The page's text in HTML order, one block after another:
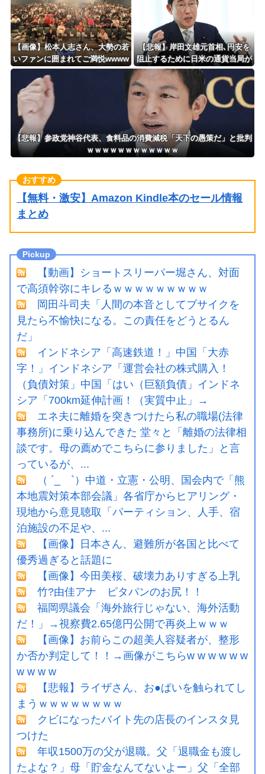
【画像】松本人志さん、大勢の若
いファンに囲まれてご満悦wwww
wwwwwwwwww
【悲報】岸田文雄元首相､円安を
阻止するために日米の通貨当局が
実施した為替介入は｢一時しのぎ
に過ぎない｣との認識を示す
【悲報】参政党神谷代表、食料品の消費減税「天下の愚策だ」と批判
ｗｗｗｗｗｗｗｗｗｗｗｗ
【無料・激安】Amazon Kindle本のセール情報
まとめ
【動画】ショートスリーパー堀さん、対面
で高須幹弥にキレるｗｗｗｗｗｗｗｗｗ
岡田斗司夫「人間の本音としてブサイクを
見たら不愉快になる。この責任をどうとるん
だ」
インドネシア「高速鉄道！」中国「大赤
字！」インドネシア「運営会社の株式購入！
（負債対策」中国「はい（巨額負債」インドネ
シア「700km延伸計画！（実質中止」→
エネ夫に離婚を突きつけたら私の職場(法律
事務所)に乗り込んできた 堂々と「離婚の法律相
談です。母の薦めでこちらに参りました」と言
っているが、...
（ ´_ゝ`）中道・立憲・公明、国会内で「熊
本地震対策本部会議」各省庁からヒアリング・
現地から意見聴取「パーティション、人手、宿
泊施設の不足や、...
【画像】日本さん、避難所が各国と比べて
優秀過ぎると話題に
【画像】今田美桜、破壊力ありすぎる上乳
竹?由佳アナ ピタパンのお尻！！
福岡県議会「海外旅行じゃない、海外活動
だ！」→視察費2.65億円公開で再炎上ｗｗｗ
【画像】お前らこの超美人容疑者が、整形
か否か判定して！！→画像がこちらw w w w w w
w w w w
【悲報】ライザさん、お●ぱいを触られてし
まうｗｗｗｗｗｗｗｗ
クビになったバイト先の店長のインスタ見
つけた
年収1500万の父が退職。父「退職金も渡し
たよな？」母「貯金なんてないよー」父「全部